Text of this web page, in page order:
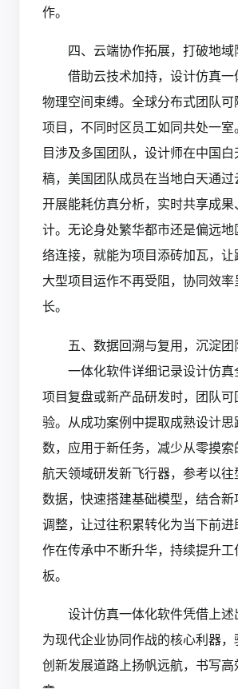
作。
四、云端协作拓展，打破地域
借助云技术加持，设计仿真一
物理空间束缚。全球分布式团队
项目，不同时区员工如同共处一
目涉及多国团队，设计师在中国
稿，美国团队成员在当地白天通过
开展能耗仿真分析，实时共享成
计。无论身处繁华都市还是偏远地
络连接，就能为项目添砖加瓦，让
大型项目运作不再受阻，协同效率
长。
五、数据回溯与复用，沉淀团
一体化软件详细记录设计仿真
项目复盘或新产品研发时，团队可
验。从成功案例中提取成熟设计思
数，应用于新任务，减少从零摸索
航天领域研发新飞行器，参考以
数据，快速搭建基础模型，结合
调整，让过往积累转化为当下前
作在传承中不断升华，持续提升工
板。
设计仿真一体化软件凭借上
为现代企业协同作战的核心利器，
创新发展道路上扬帆远航，书写高